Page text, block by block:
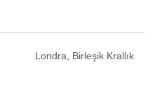
Londra, Birleşik Krallık